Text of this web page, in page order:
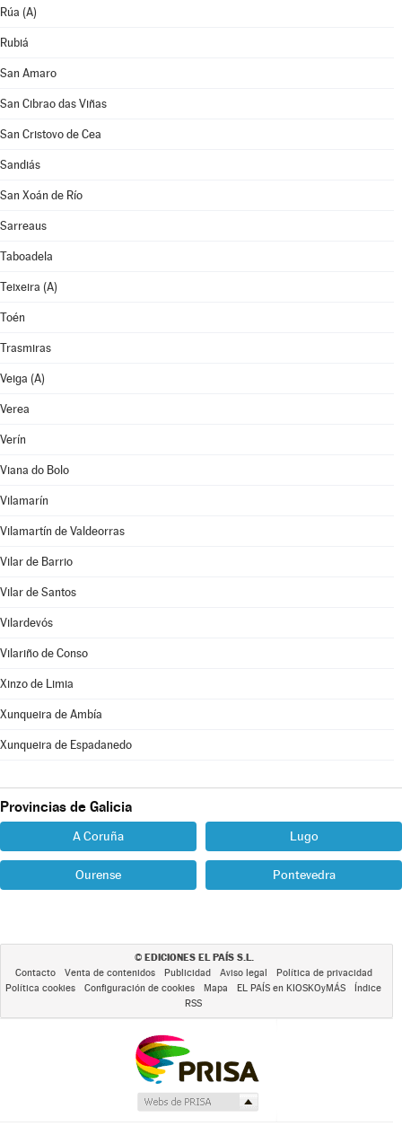
Rúa (A)
Rubiá
San Amaro
San Cibrao das Viñas
San Cristovo de Cea
Sandiás
San Xoán de Río
Sarreaus
Taboadela
Teixeira (A)
Toén
Trasmiras
Veiga (A)
Verea
Verín
Viana do Bolo
Vilamarín
Vilamartín de Valdeorras
Vilar de Barrio
Vilar de Santos
Vilardevós
Vilariño de Conso
Xinzo de Limia
Xunqueira de Ambía
Xunqueira de Espadanedo
Provincias de Galicia
A Coruña Lugo
Ourense Pontevedra
© EDICIONES EL PAÍS S.L.
Contacto Venta de contenidos Publicidad Aviso legal
Política de privacidad
Política cookies
Configuración de cookies Mapa EL PAÍS en KIOSKOyMÁS
Índice
RSS